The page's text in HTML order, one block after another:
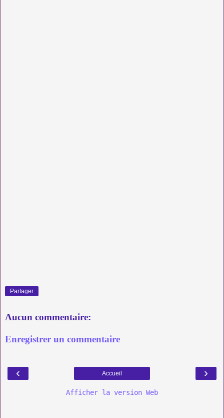
Partager
Aucun commentaire:
Enregistrer un commentaire
‹ ›
Accueil
Afficher la version Web